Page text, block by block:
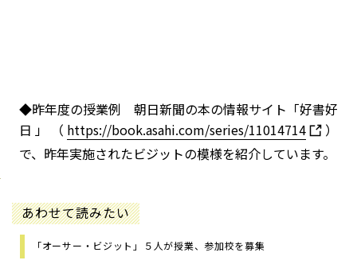
◆昨年度の授業例 朝日新聞の本の情報サイト「好書好
日」（ https://book.asahi.com/series/11014714
）
で、昨年実施されたビジットの模様を紹介しています。
あわせて読みたい
「オーサー・ビジット」５人が授業、参加校を募集